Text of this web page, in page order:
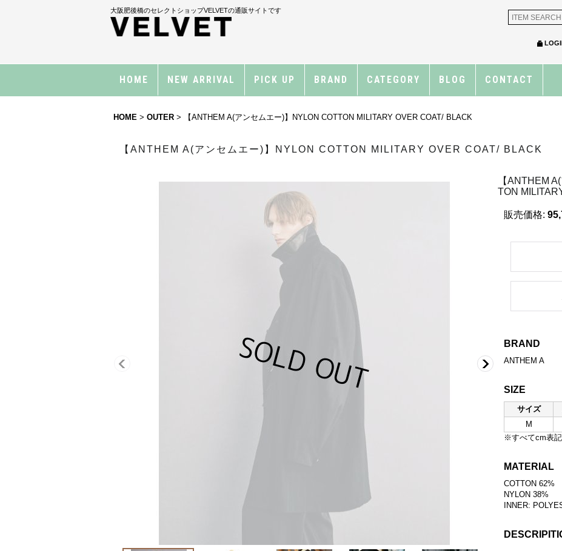
大阪肥後橋のセレクトショップVELVETの通販サイトです
HOME NEW ARRIVAL PICK UP BRAND CATEGORY BLOG CONTACT
HOME > OUTER > 【ANTHEM A(アンセムエー)】NYLON COTTON MILITARY OVER COAT/ BLACK
【ANTHEM A(アンセムエー)】NYLON COTTON MILITARY OVER COAT/ BLACK
【ANTHEM
TON
販売価格:
BRAND
ANTHEM A
SIZE
サイズ
M
※すべてcm表記
MATERIAL
COTTON 62%
NYLON 38%
INNER: